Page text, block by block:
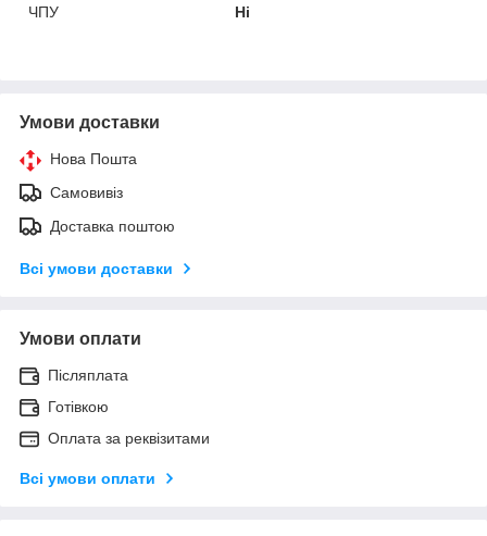
ЧПУ
Ні
Умови доставки
Нова Пошта
Самовивіз
Доставка поштою
Всі умови доставки
Умови оплати
Післяплата
Готівкою
Оплата за реквізитами
Всі умови оплати